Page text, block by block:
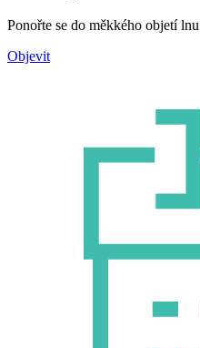
Ponořte se do měkkého objetí lnu
Objevit